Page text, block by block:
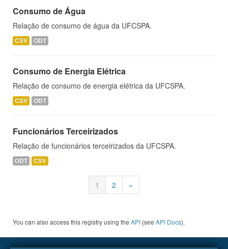
Consumo de Água
Relação de consumo de água da UFCSPA.
CSV ODT
Consumo de Energia Elétrica
Relação de consumo de energia elétrica da UFCSPA.
CSV ODT
Funcionários Terceirizados
Relação de funcionários terceirizados da UFCSPA.
ODT CSV
1 2 »
You can also access this registry using the API (see API Docs).